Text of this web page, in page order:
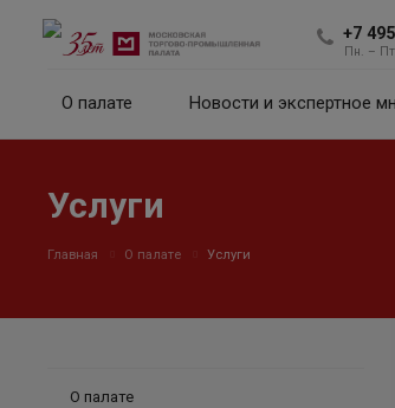
+7
Пн. –
О палате Новости и экспертное
Услуги
Главная О палате Услуги
О палате